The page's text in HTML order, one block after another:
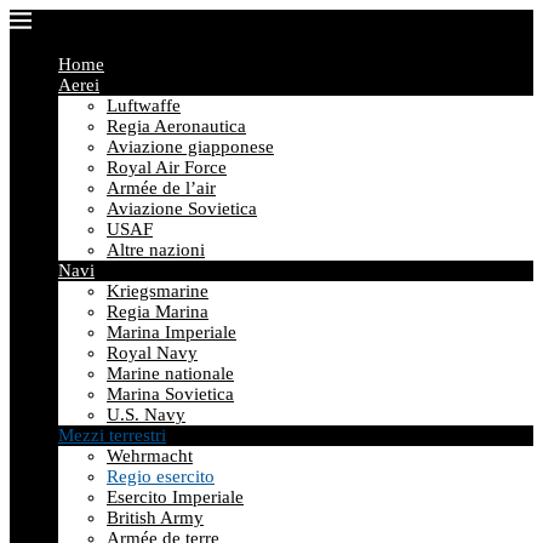
Home
Aerei
Luftwaffe
Regia Aeronautica
Aviazione giapponese
Royal Air Force
Armée de l’air
Aviazione Sovietica
USAF
Altre nazioni
Navi
Kriegsmarine
Regia Marina
Marina Imperiale
Royal Navy
Marine nationale
Marina Sovietica
U.S. Navy
Mezzi terrestri
Wehrmacht
Regio esercito
Esercito Imperiale
British Army
Armée de terre